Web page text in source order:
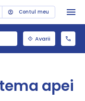
Contul meu
Avarii
apei